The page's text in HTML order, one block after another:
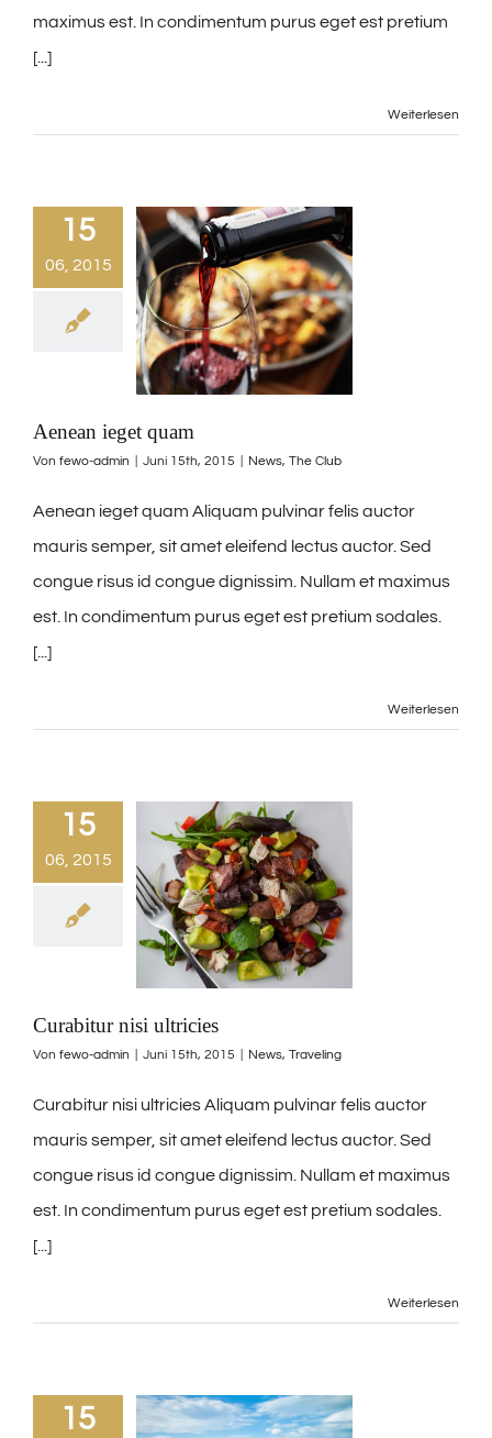
maximus est. In condimentum purus eget est pretium
[...]
Weiterlesen
15
06, 2015
Aenean ieget quam
Von fewo-admin Juni 15th, 2015 News, The Club
Aenean ieget quam Aliquam pulvinar felis auctor
mauris semper, sit amet eleifend lectus auctor. Sed
congue risus id congue dignissim. Nullam et maximus
est. In condimentum purus eget est pretium sodales.
[...]
Weiterlesen
15
06, 2015
Curabitur nisi ultricies
Von fewo-admin Juni 15th, 2015 News, Traveling
Curabitur nisi ultricies Aliquam pulvinar felis auctor
mauris semper, sit amet eleifend lectus auctor. Sed
congue risus id congue dignissim. Nullam et maximus
est. In condimentum purus eget est pretium sodales.
[...]
Weiterlesen
15